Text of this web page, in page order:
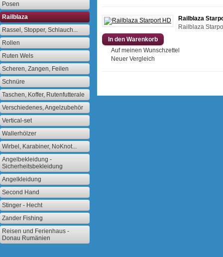
Posen
Railblaza
Rassel, Stopper, Schlauch...
Rollen
Ruten Wels
Scheren, Zangen, Feilen
Schnüre
Taschen, Koffer, Rutenfutterale
Verschiedenes, Angelzubehör
Vertical-set
Wallerhölzer
Wirbel, Karabiner, NoKnot...
Angelbekleidung -
Sicherheitsbekleidung
Angelkleidung
Second Hand
Stinger - Hecht
Zander Fishing
Reisen und Ferienhaus -
Donau Rumänien
Railblaza
Railblaza
Auf meinen Wunschzettel
Neuer Vergleich